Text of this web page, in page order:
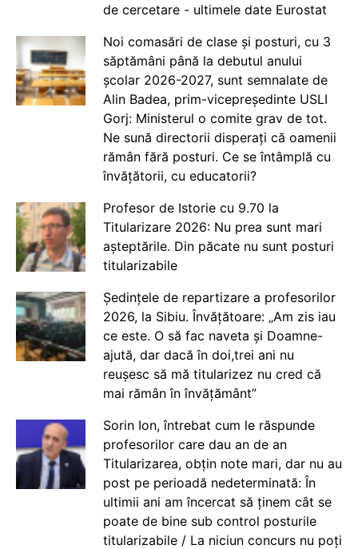
de cercetare - ultimele date Eurostat
Noi comasări de clase și posturi, cu 3
săptămâni până la debutul anului
școlar 2026-2027, sunt semnalate de
Alin Badea, prim-vicepreședinte USLI
Gorj: Ministerul o comite grav de tot.
Ne sună directorii disperați că oamenii
rămân fără posturi. Ce se întâmplă cu
învățătorii, cu educatorii?
Profesor de Istorie cu 9.70 la
Titularizare 2026: Nu prea sunt mari
așteptările. Din păcate nu sunt posturi
titularizabile
Ședințele de repartizare a profesorilor
2026, la Sibiu. Învățătoare: „Am zis iau
ce este. O să fac naveta și Doamne-
ajută, dar dacă în doi,trei ani nu
reușesc să mă titularizez nu cred că
mai rămân în învățământ”
Sorin Ion, întrebat cum le răspunde
profesorilor care dau an de an
Titularizarea, obțin note mari, dar nu au
post pe perioadă nedeterminată: În
ultimii ani am încercat să ținem cât se
poate de bine sub control posturile
titularizabile / La niciun concurs nu poți